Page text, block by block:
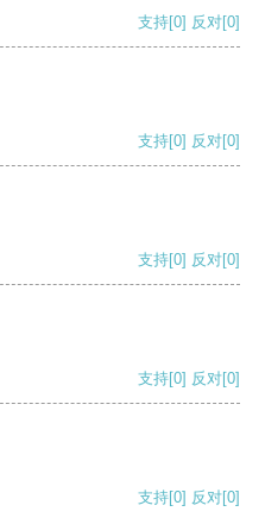
支持[0] 反对[0]
支持[0] 反对[0]
支持[0] 反对[0]
支持[0] 反对[0]
支持[0] 反对[0]